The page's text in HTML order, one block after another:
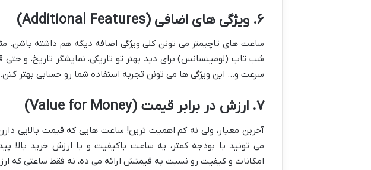
۶. ویژگی های اضافی (Additional Features)
ساعت های تاچیمتر می تونن کلی ویژگی اضافه دیگه هم داشته باشن.
شب تاب (لومینسانس) برای دید بهتر تو تاریکی، نمایشگر تاریخ، و
سرعت و… این ویژگی ها می تونن تجربه استفاده شما رو حسابی بهتر کنن.
۷. ارزش در برابر قیمت (Value for Money)
آخرین معیار، ولی نه کم اهمیت ترین! ساعت هایی که قیمت بالایی
می تونید با بودجه کمتر، یه ساعت باکیفیت و با ارزش خرید بالا
امکانات و کیفیت رو نسبت به قیمتش ارائه می ده، نه فقط ساعتی که